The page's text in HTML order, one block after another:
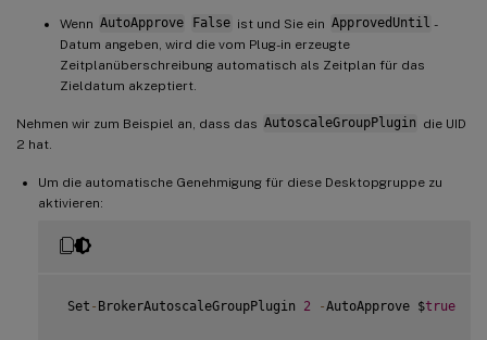
Wenn AutoApprove False ist und Sie ein ApprovedUntil -
Datum angeben, wird die vom Plug-in erzeugte
Zeitplanüberschreibung automatisch als Zeitplan für das
Zieldatum akzeptiert.
Nehmen wir zum Beispiel an, dass das AutoscaleGroupPlugin die UID
2 hat.
Um die automatische Genehmigung für diese Desktopgruppe zu
aktivieren:
Set - BrokerAutoscaleGroupPlugin 2 -AutoApprove $true